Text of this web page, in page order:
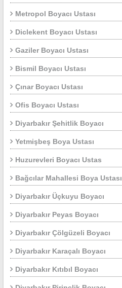
Metropol Boyacı Ustası
Diclekent Boyacı Ustası
Gaziler Boyacı Ustası
Bismil Boyacı Ustası
Çınar Boyacı Ustası
Ofis Boyacı Ustası
Diyarbakır Şehitlik Boyacı
Yetmişbeş Boya Ustası
Huzurevleri Boyacı Ustas
Bağcılar Mahallesi Boya Ustası
Diyarbakır Üçkuyu Boyacı
Diyarbakır Peyas Boyacı
Diyarbakır Çölgüzeli Boyacı
Diyarbakır Karaçalı Boyacı
Diyarbakır Kıtıbıl Boyacı